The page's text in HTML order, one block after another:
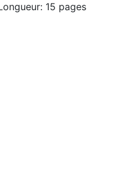
15 pages